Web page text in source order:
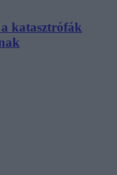
a katasztrófák